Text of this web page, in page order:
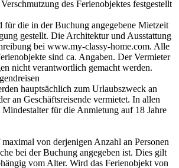
des Ferienobjektes festgestellt
für die in der Buchung angegebene Mietzeit
gestellt. Die Architektur und Ausstattung
bei www.my-classy-home.com. Alle
sind ca. Angaben. Der Vermieter
nicht verantwortlich gemacht werden.
hauptsächlich zum Urlaubszweck an
an Geschäftsreisende vermietet. In allen
Mindestalter für die Anmietung auf 18 Jahre
von derjenigen Anzahl an Personen
bei der Buchung angegeben ist. Dies gilt
vom Alter. Wird das Ferienobjekt von